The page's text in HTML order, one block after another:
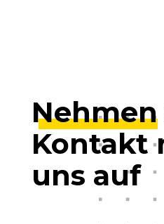
Nehmen
Kontakt
uns auf